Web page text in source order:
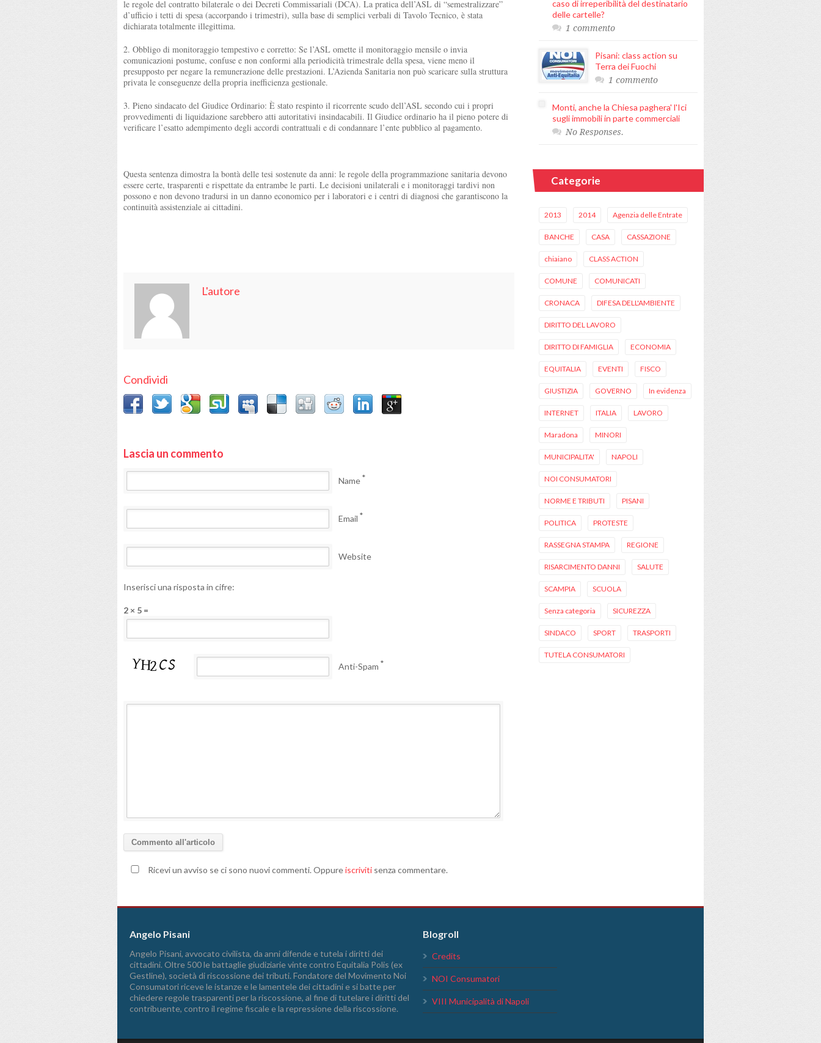
le regole del contratto bilaterale o dei Decreti Commissariali (DCA). La pratica dell’ASL di “semestralizzare”
d’ufficio i tetti di spesa (accorpando i trimestri), sulla base di semplici verbali di Tavolo Tecnico, è stata
dichiarata totalmente illegittima.
2.⁠ ⁠Obbligo di monitoraggio tempestivo e corretto: Se l’ASL omette il monitoraggio mensile o invia
comunicazioni postume, confuse e non conformi alla periodicità trimestrale della spesa, viene meno il
presupposto per negare la remunerazione delle prestazioni. L’Azienda Sanitaria non può scaricare sulla struttura
privata le conseguenze della propria inefficienza gestionale.
3.⁠ ⁠Pieno sindacato del Giudice Ordinario: È stato respinto il ricorrente scudo dell’ASL secondo cui i propri
provvedimenti di liquidazione sarebbero atti autoritativi insindacabili. Il Giudice ordinario ha il pieno potere di
verificare l’esatto adempimento degli accordi contrattuali e di condannare l’ente pubblico al pagamento.
Questa sentenza dimostra la bontà delle tesi sostenute da anni: le regole della programmazione sanitaria devono
essere certe, trasparenti e rispettate da entrambe le parti. Le decisioni unilaterali e i monitoraggi tardivi non
possono e non devono tradursi in un danno economico per i laboratori e i centri di diagnosi che garantiscono la
continuità assistenziale ai cittadini.
L'autore
Condividi
Lascia un commento
Name*
Email *
Website
Inserisci una risposta in cifre:
2 × 5 =
Anti-Spam *
Ricevi un avviso se ci sono nuovi commenti. Oppureiscriviti senza commentare.
caso di irreperibilità del destinatario
delle cartelle?
1 commento
Pisani: class action su
Terra dei Fuochi
1 commento
Monti, anche la Chiesa paghera' l'Ici
sugli immobili in parte commerciali
No Responses.
Categorie
2013 2014 Agenzia delle Entrate
BANCHE CASA CASSAZIONE
chiaiano CLASS ACTION
COMUNE COMUNICATI
CRONACA DIFESA DELL'AMBIENTE
DIRITTO DEL LAVORO
DIRITTO DI FAMIGLIA ECONOMIA
EQUITALIA EVENTI FISCO
GIUSTIZIA GOVERNO In evidenza
INTERNET ITALIA LAVORO
Maradona MINORI
MUNICIPALITA' NAPOLI
NOI CONSUMATORI
NORME E TRIBUTI PISANI
POLITICA PROTESTE
RASSEGNA STAMPA REGIONE
RISARCIMENTO DANNI SALUTE
SCAMPIA SCUOLA
Senza categoria SICUREZZA
SINDACO SPORT TRASPORTI
TUTELA CONSUMATORI
Angelo Pisani
Angelo Pisani, avvocato civilista, da anni difende e tutela i diritti dei
cittadini. Oltre 500 le battaglie giudiziarie vinte contro Equitalia Polis (ex
Gestline), società di riscossione dei tributi. Fondatore del Movimento Noi
Consumatori riceve le istanze e le lamentele dei cittadini e si batte per
chiedere regole trasparenti per la riscossione, al fine di tutelare i diritti del
contribuente, contro il regime fiscale e la repressione della riscossione.
Blogroll
Credits
NOI Consumatori
VIII Municipalità di Napoli